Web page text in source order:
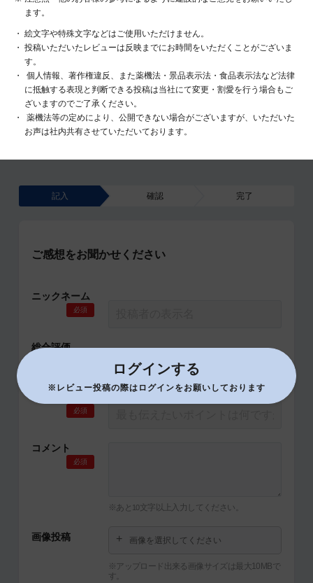
ます。
絵文字や特殊文字などはご使用いただけません。
投稿いただいたレビューは反映までにお時間をいただくことがございま
す。
個人情報、著作権違反、また薬機法・景品表示法・食品表示法など法律
に抵触する表現と判断できる投稿は当社にて変更・割愛を行う場合もご
ざいますのでご了承ください。
薬機法等の定めにより、公開できない場合がございますが、いただいた
お声は社内共有させていただいております。
記入 確認 完了
ご感想をお聞かせください
ニックネーム
必須
総合評価
タイトル
必須
コメント
必須
※あと 10 文字以上入力してください。
画像投稿 画像を選択してください
※アップロード出来る画像サイズは最大10MBで
す。
ログインする
※レビュー投稿の際はログインをお願いしております